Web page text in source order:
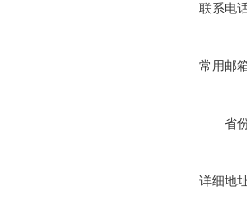
联系电
常用邮
省
详细地